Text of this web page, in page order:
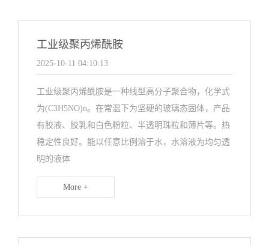
工业级聚丙烯酰胺
2025-10-11 04:10:13
工业级聚丙烯酰胺是一种线型高分子聚合物，化学式
为(C3H5NO)n。在常温下为坚硬的玻璃态固体，产品
有胶液、胶乳和白色粉粒、半透明珠粒和薄片等。热
稳定性良好。能以任意比例溶于水，水溶液为均匀透
明的液体
More +